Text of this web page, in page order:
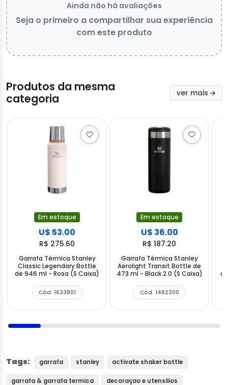
Ainda não há avaliações
Seja o primeiro a compartilhar sua experiência
com este produto
Produtos da mesma
categoria
ver mais
Em estoque
U$ 53.00
R$ 275.60
Garrafa Térmica Stanley
Classic Legendary Bottle
de 946 ml - Rosa (S Caixa)
Cód. 1633801
Em estoque
U$ 36.00
R$ 187.20
Garrafa Térmica Stanley
Aerolight Transit Bottle de
473 ml - Black 2.0 (S Caixa)
Cód. 1482300
Tags: garrafa stanley activate shaker bottle
garrafa & garrafa termica decoraçao e utensilios